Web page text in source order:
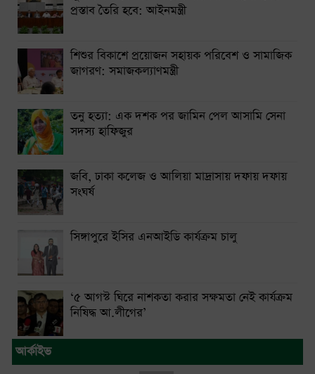
প্রস্তাব তৈরি হবে: আইনমন্ত্রী
শিশুর বিকাশে প্রয়োজন সহায়ক পরিবেশ ও সামাজিক
জাগরণ: সমাজকল্যাণমন্ত্রী
তনু হত্যা: এক দশক পর জামিন পেল আসামি সেনা
সদস্য হাফিজুর
জবি, ঢাকা কলেজ ও আলিয়া মাদ্রাসায় দফায় দফায়
সংঘর্ষ
সিঙ্গাপুরে ইসির এনআইডি কার্যক্রম চালু
‘৫ আগস্ট ঘিরে নাশকতা করার সক্ষমতা নেই কার্যক্রম
নিষিদ্ধ আ.লীগের’
আর্কাইভ